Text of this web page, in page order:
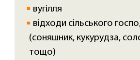
вугілля
відходи сільського
(соняшник, кукурудза,
тощо)